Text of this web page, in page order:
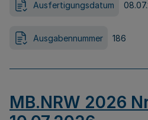
Ausfertigungsdatum
Ausgabennummer 186
MB.NRW 2026